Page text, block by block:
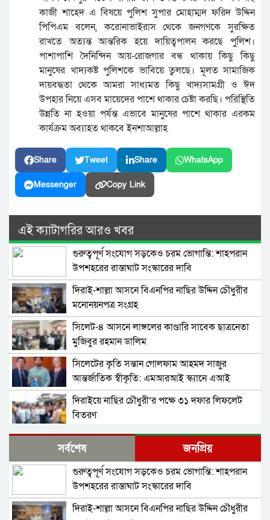
কাজী শাহেদ এ বিষয়ে পুলিশ সুপার মোহাম্মদ ফরিদ উদ্দিন
পিপিএম বলেন, করোনাভাইরাস থেকে জনগণকে সুরক্ষিত
রাখতে অত্যন্ত আন্তরিক হয়ে দায়িত্বপালন করছে পুলিশ।
পাশাপাশি দৈনিন্দিন আয়-রোজগার বন্ধ থাকায় কিছু কিছু
মানুষের খাদ্যকষ্ট পুলিশকে ভাবিয়ে তুলছে। মূলত সামাজিক
দায়বদ্ধতা থেকে আমরা সাধ্যমত কিছু খাদ্যসামগ্রী ও ঈদ
উপহার নিয়ে এসব মায়েদের পাশে থাকার চেষ্টা করছি। পরিস্থিতি
উন্নতি না হওয়া পর্যন্ত এভাবে মানুষের পাশে থাকার এরকম
কার্যক্রম অব্যাহত থাকবে ইনশাআল্লাহ
Share Tweet Share WhatsApp
Messenger Copy Link
এই ক্যাটাগরির আরও খবর
গুরুত্বপূর্ণ সংযোগ সড়কেও চরম ভোগান্তি: শাহপরান
উপশহরের রাস্তাঘাট সংস্কারের দাবি
দিরাই-শাল্লা আসনে বিএনপির নাছির উদ্দিন চৌধুরীর
মনোনয়নপত্র সংগ্রহ
সিলেট-৪ আসনে লাঙ্গলের কাণ্ডারি সাবেক ছাত্রনেতা
মুজিবুর রহমান ডালিম
সিলেটের কৃতি সন্তান গোলফাম আহমদ সাজুর
আন্তর্জাতিক স্বীকৃতি: এমআরআই স্ক্যানে এআই
প্রয়োগে পিএইচডি অর্জন
দিরাইয়ে নাছির চৌধুরী’র পক্ষে ৩১ দফার লিফলেট
বিতরণ
কোম্পানীগঞ্জে বিএনপির ‘রাষ্ট্র কাঠামো মেরামত’ ৩১
দফার লিফলেট বিতরণ ও গণসংযোগ
জকিগঞ্জে আইনের তোয়াক্কা নেই! খাসজমি দখল করে
নির্বিঘ্নে ভবন বানাচ্ছেন সোনাসার বাজার কমিটির নেতা
আলাউদ্দিন আলাই
বন্ধ থাকবে সিলেটের ৭টি এলাকায় দীর্ঘ ৯ ঘণ্টা বিদ্যুৎ
সর্বশেষ জনপ্রিয়
গুরুত্বপূর্ণ সংযোগ সড়কেও চরম ভোগান্তি: শাহপরান
উপশহরের রাস্তাঘাট সংস্কারের দাবি
দিরাই-শাল্লা আসনে বিএনপির নাছির উদ্দিন চৌধুরীর